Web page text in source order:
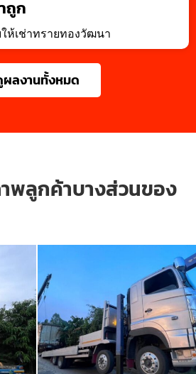
ถูก
ให้เช่าทรายทองวัฒนา
ลงานทั้งหมด
พลูกค้าบางส่วนของ